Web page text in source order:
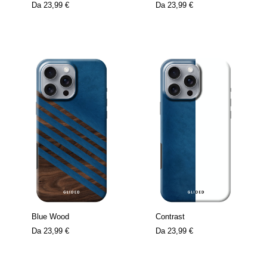
Da 23,99 €
Da 23,99 €
Blue Wood
Da 23,99 €
Contrast
Da 23,99 €